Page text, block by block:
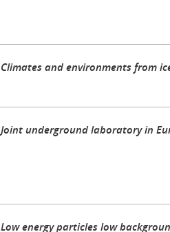
Climates and environments from
Joint underground laboratory in
Low energy particles low